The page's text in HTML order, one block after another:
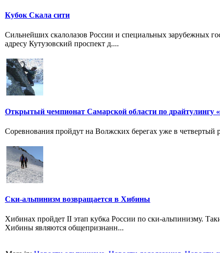
Кубок Скала сити
Сильнейших скалолазов России и специальных зарубежных
адресу Кутузовский проспект д....
Открытый чемпионат Самарской области по драйтулингу
Соревнования пройдут на Волжских берегах уже в четвертый
Ски-альпинизм возвращается в Хибины
Хибинах пройдет II этап кубка России по ски-альпинизму.
Хибины являются общепризнанн...